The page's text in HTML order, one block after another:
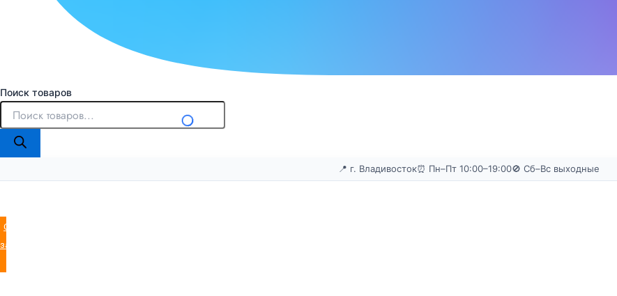
Поиск товаров
📍 г. Владивосток⏰ Пн–Пт 10:00–19:00🚫 Сб–Вс выходные
Оставить
заявку